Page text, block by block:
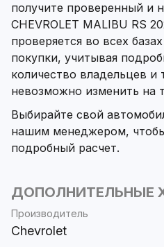
получите проверенный и
CHEVROLET MALIBU RS
проверяется во всех
покупки, учитывая
количество владельцев
невозможно изменить на
Выбирайте свой
нашим менеджером,
подробный расчет.
ДОПОЛНИТЕЛЬНЫЕ
Производитель
Chevrolet